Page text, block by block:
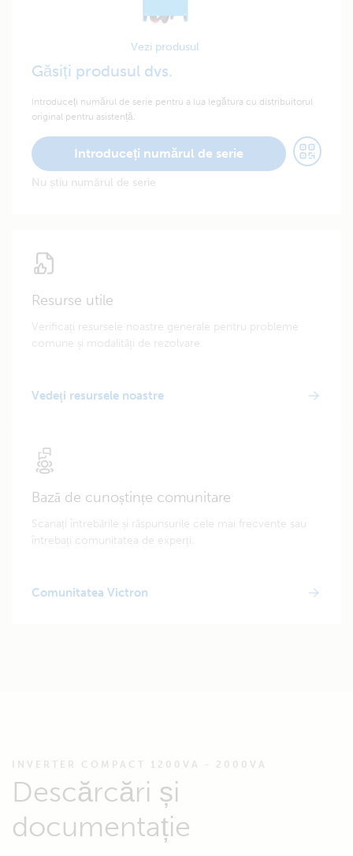
Vezi produsul
Găsiți produsul dvs.
Introduceți numărul de serie pentru a lua legătura cu distribuitorul
original pentru asistență.
Introduceți numărul de serie
Nu știu numărul de serie
Resurse utile
Verificați resursele noastre generale pentru probleme
comune și modalități de rezolvare.
Vedeți resursele noastre
Bază de cunoștințe comunitare
Scanați întrebările și răspunsurile cele mai frecvente sau
întrebați comunitatea de experți.
Comunitatea Victron
INVERTER COMPACT 1200VA - 2000VA
Descărcări și
documentație